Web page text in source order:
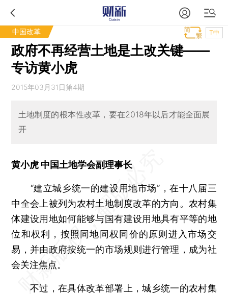
中国改革 T中
政府不再经营土地是土改关键——
专访黄小虎
2015年03月31日第4期
土地制度的根本性改革，要在2018年以后才能全面展
开
黄小虎 中国土地学会副理事长
“建立城乡统一的建设用地市场”，在十八届三
中全会上被列为农村土地制度改革的方向。农村集
体建设用地如何能够与国有建设用地具有平等的地
位和权利，按照同地同权同价的原则进入市场交
易，并由政府按统一的市场规则进行管理，成为社
会关注焦点。
不过，在具体改革部署上，城乡统一的农村集